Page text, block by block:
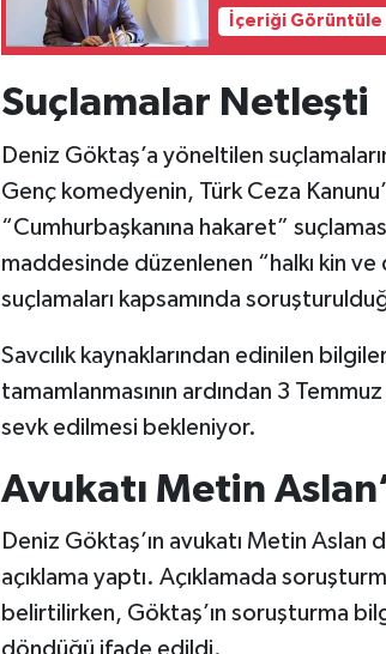
İçeriği Görüntüle
Suçlamalar Netleşti
Deniz Göktaş’a yöneltilen
Genç komedyenin, Türk Ceza
“Cumhurbaşkanına hakaret”
maddesinde düzenlenen “halkı kin ve
suçlamaları kapsamında
Savcılık kaynaklarından edinilen
tamamlanmasının ardından 3
sevk edilmesi bekleniyor.
Avukatı Metin
Deniz Göktaş’ın avukatı Metin Aslan
açıklama yaptı. Açıklamada
belirtilirken, Göktaş’ın soruşturma